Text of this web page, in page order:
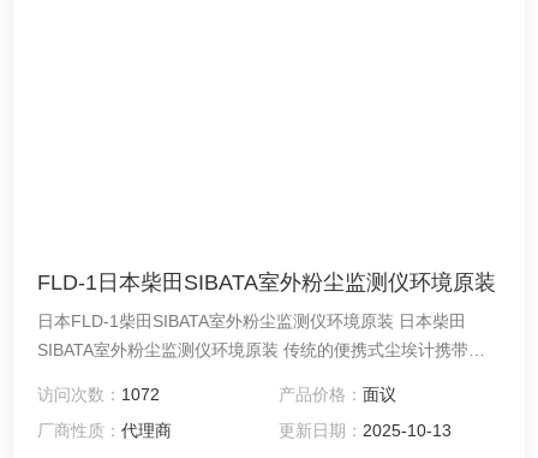
FLD-1日本柴田SIBATA室外粉尘监测仪环境原装
日本FLD-1柴田SIBATA室外粉尘监测仪环境原装 日本柴田
SIBATA室外粉尘监测仪环境原装 传统的便携式尘埃计携带方
外，室外使用时，必须准备单独的柜子和采样线，以防止风吹
雨打。
访问次数： 1072 产品价格： 面议
厂商性质：代理商 更新日期： 2025-10-13